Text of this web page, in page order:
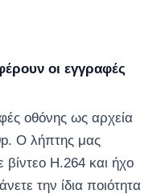
οι εγγραφές
οθόνης ως αρχεία
Ο λήπτης μας
H.264 και ήχο
την ίδια ποιότητα